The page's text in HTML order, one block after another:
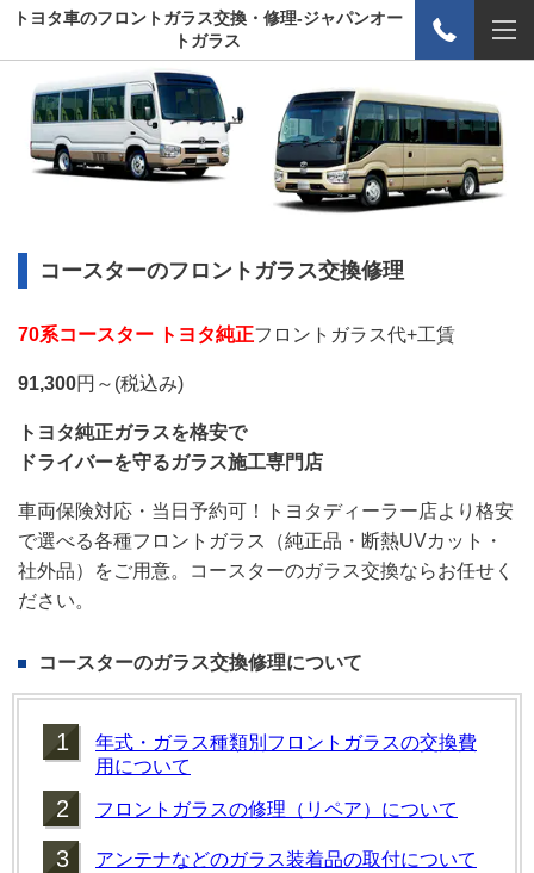
トヨタ車のフロントガラス交換・修理-ジャパンオー
トガラス
コースターのフロントガラス交換修理
70系コースター トヨタ純正フロントガラス代+工賃
91,300円～(税込み)
トヨタ純正ガラスを格安で
ドライバーを守るガラス施工専門店
車両保険対応・当日予約可！トヨタディーラー店より格安
で選べる各種フロントガラス（純正品・断熱UVカット・
社外品）をご用意。コースターのガラス交換ならお任せく
ださい。
コースターのガラス交換修理について
1
年式・ガラス種類別フロントガラスの交換費
用について
2 フロントガラスの修理（リペア）について
3 アンテナなどのガラス装着品の取付について